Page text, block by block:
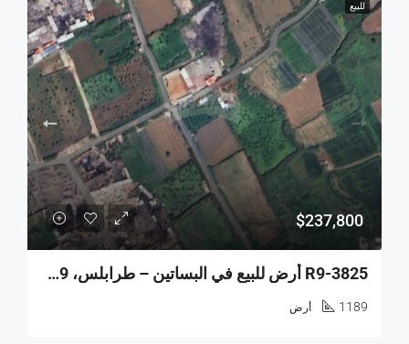
للبيع
$237,800
R9-3825 أرض للبيع في البساتين – طرابلس، 1,189 م²، سكنية وزراعية
1189 أرض